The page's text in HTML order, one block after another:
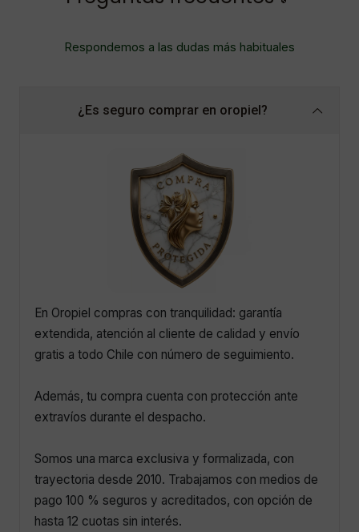
Respondemos a las dudas más habituales
¿Es seguro comprar en oropiel?
En Oropiel compras con tranquilidad: garantía
extendida, atención al cliente de calidad y envío
gratis a todo Chile con número de seguimiento.
Además, tu compra cuenta con protección ante
extravíos durante el despacho.
Somos una marca exclusiva y formalizada, con
trayectoria desde 2010. Trabajamos con medios de
pago 100 % seguros y acreditados, con opción de
hasta 12 cuotas sin interés.